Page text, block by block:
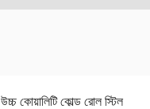
উচ্চ কোয়ালিটি কোল্ড রোল স্টিল